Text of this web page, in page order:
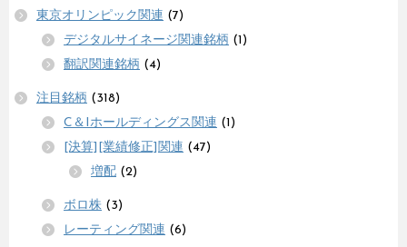
東京オリンピック関連 (7)
デジタルサイネージ関連銘柄 (1)
翻訳関連銘柄 (4)
注目銘柄 (318)
C＆Iホールディングス関連 (1)
[決算][業績修正]関連 (47)
増配 (2)
ボロ株 (3)
レーティング関連 (6)